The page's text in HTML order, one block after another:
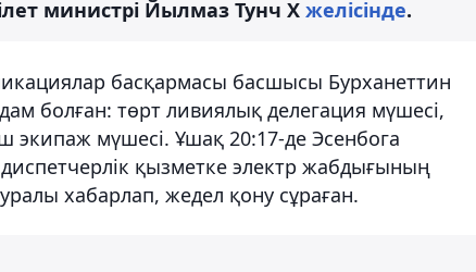
министрі Йылмаз Тунч X желісінде.
басқармасы басшысы Бурханеттин
болған: төрт ливиялық делегация мүшесі,
экипаж мүшесі. Ұшақ 20:17-де Эсенбога
қызметке электр жабдығының
хабарлап, жедел қону сұраған.